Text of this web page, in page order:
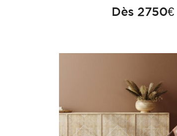
Dès 2750€